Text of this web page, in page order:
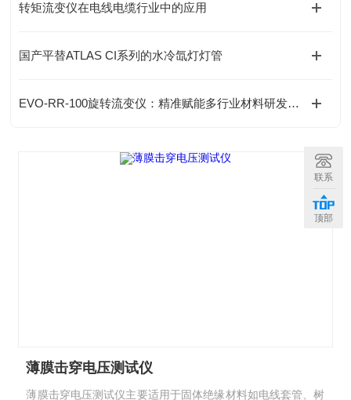
转矩流变仪在电线电缆行业中的应用
国产平替ATLAS CI系列的水冷氙灯灯管
EVO-RR-100旋转流变仪：精准赋能多行业材料研发与质量管控的专业利器
薄膜击穿电压测试仪
薄膜击穿电压测试仪主要适用于固体绝缘材料如电线套管、树
联系
顶部